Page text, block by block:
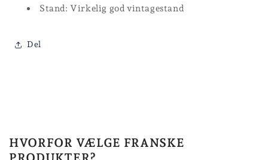
Stand: Virkelig god vintagestand
Del
HVORFOR VÆLGE FRANSKE